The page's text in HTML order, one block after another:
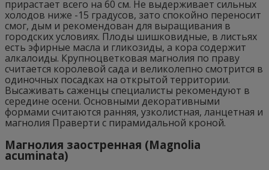
прирастает всего на 60 см. Не выдерживает сильных
холодов ниже -15 градусов, зато спокойно переносит
смог, дым и рекомендован для выращивания в
городских условиях. Плоды шишковидные, в листьях
есть эфирные масла и гликозиды, а кора содержит
алкалоиды. Крупноцветковая магнолия по праву
считается королевой сада и великолепно смотрится в
одиночных посадках на открытой территории.
Высаживать саженцы специалисты рекомендуют в
середине осени. Основными декоративными
формами считаются ранняя, узколистная, ланцетная и
магнолия Праверти с пирамидальной кроной.
Магнолия заостренная (Magnolia
acuminata)